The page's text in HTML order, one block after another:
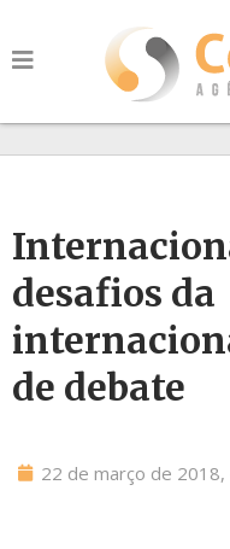
desafios da
de debate
22 de março de